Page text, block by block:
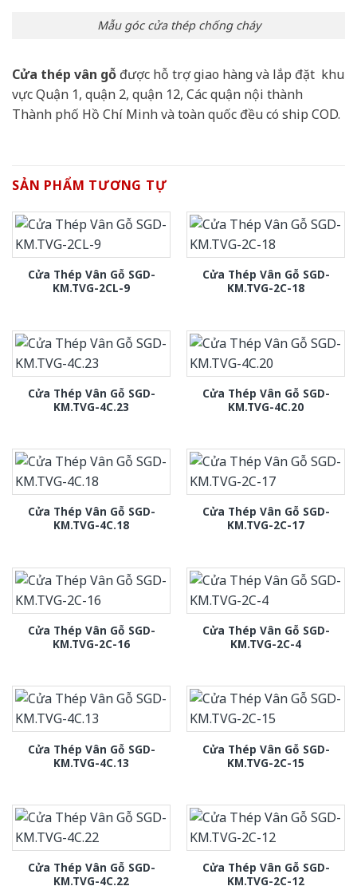
Mẫu góc cửa thép chống cháy
Cửa thép vân gỗ được hỗ trợ giao hàng và lắp đặt khu
vực Quận 1, quận 2, quận 12, Các quận nội thành
Thành phố Hồ Chí Minh và toàn quốc đều có ship COD.
SẢN PHẨM TƯƠNG TỰ
Cửa Thép Vân Gỗ SGD-
KM.TVG-2CL-9
Cửa Thép Vân Gỗ SGD-
KM.TVG-2C-18
Cửa Thép Vân Gỗ SGD-
KM.TVG-4C.23
Cửa Thép Vân Gỗ SGD-
KM.TVG-4C.20
Cửa Thép Vân Gỗ SGD-
KM.TVG-4C.18
Cửa Thép Vân Gỗ SGD-
KM.TVG-2C-17
Cửa Thép Vân Gỗ SGD-
KM.TVG-2C-16
Cửa Thép Vân Gỗ SGD-
KM.TVG-2C-4
Cửa Thép Vân Gỗ SGD-
KM.TVG-4C.13
Cửa Thép Vân Gỗ SGD-
KM.TVG-2C-15
Cửa Thép Vân Gỗ SGD-
KM.TVG-4C.22
Cửa Thép Vân Gỗ SGD-
KM.TVG-2C-12